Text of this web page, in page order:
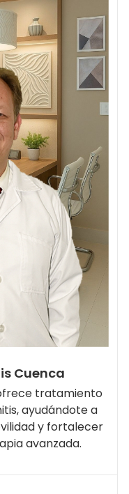
Cuenca
tratamiento
ayudándote a
y fortalecer
avanzada.
con el Doctor